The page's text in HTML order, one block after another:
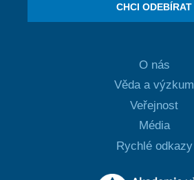
CHCI ODEBÍRAT
O nás
Věda a výzkum
Veřejnost
Média
Rychlé odkazy